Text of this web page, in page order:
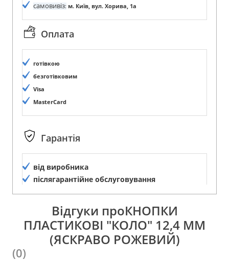
самовивіз: м. Київ, вул. Хорива, 1а
Оплата
готівкою
безготівковим
Visa
MasterCard
Гарантія
від виробника
післягарантійне обслуговування
Відгуки проКНОПКИ
ПЛАСТИКОВІ "КОЛО" 12,4 ММ
(ЯСКРАВО РОЖЕВИЙ)
(0)